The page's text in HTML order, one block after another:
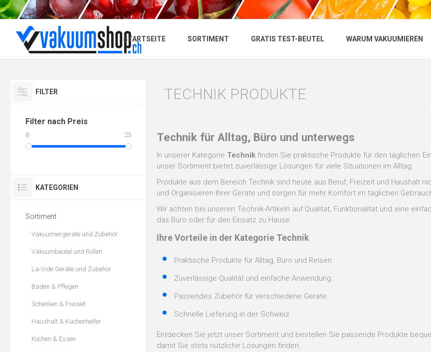
STARTSEITE SORTIMENT GRATIS TEST-BEUTEL WARUM VAKUUMIEREN
TECHNIK PRODUKTE
Technik für Alltag, Büro und unterwegs
In unserer Kategorie Technik finden Sie praktische Produkte für den täglichen
unser Sortiment bietet zuverlässige Lösungen für viele Situationen im Alltag.
Produkte aus dem Bereich Technik sind heute aus Beruf, Freizeit und Haushalt
und Organisieren Ihrer Geräte und sorgen für mehr Komfort im täglichen
Wir achten bei unseren Technik-Artikeln auf Qualität, Funktionalität und eine
das Büro oder für den Einsatz zu Hause.
Ihre Vorteile in der Kategorie Technik
Praktische Produkte für Alltag, Büro und Reisen
Zuverlässige Qualität und einfache Anwendung
Passendes Zubehör für verschiedene Geräte
Schnelle Lieferung in der Schweiz
Entdecken Sie jetzt unser Sortiment und bestellen Sie passende Produkte
damit Sie stets nützliche Lösungen finden.
FILTER
Filter nach Preis
8 25
KATEGORIEN
Sortiment
Vakuumiergeräte und Zubehör
Vakuumbeutel und Rollen
La-Vide Geräte und Zubehör
Baden & Pflegen
Schenken & Freizeit
Haushalt & Küchenhelfer
Kochen & Essen